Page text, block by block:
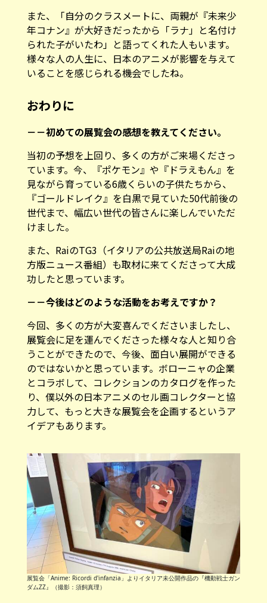
また、「自分のクラスメートに、両親が『未来少
年コナン』が大好きだったから「ラナ」と名付け
られた子がいたわ」と語ってくれた人もいます。
様々な人の人生に、日本のアニメが影響を与えて
いることを感じられる機会でしたね。
おわりに
－－初めての展覧会の感想を教えてください。
当初の予想を上回り、多くの方がご来場くださっ
ています。今、『ポケモン』や『ドラえもん』を
見ながら育っている6歳くらいの子供たちから、
『ゴールドレイク』を白黒で見ていた50代前後の
世代まで、幅広い世代の皆さんに楽しんでいただ
けました。
また、RaiのTG3（イタリアの公共放送局Raiの地
方版ニュース番組）も取材に来てくださって大成
功したと思っています。
－－今後はどのような活動をお考えですか？
今回、多くの方が大変喜んでくださいましたし、
展覧会に足を運んでくださった様々な人と知り合
うことができたので、今後、面白い展開ができる
のではないかと思っています。ボローニャの企業
とコラボして、コレクションのカタログを作った
り、僕以外の日本アニメのセル画コレクターと協
力して、もっと大きな展覧会を企画するというア
イデアもあります。
展覧会「Anime: Ricordi d'infanzia」よりイタリア未公開作品の『機動戦士ガン
ダムΖΖ』（撮影：須飼真理）